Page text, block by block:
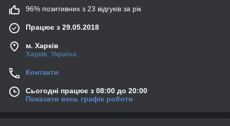
96% позитивних з 23 відгуків за рік
Працює з 29.05.2018
м. Харків
Харків, Україна
Контакти
Сьогодні працює з 08:00 до 20:00
Показати весь графік роботи